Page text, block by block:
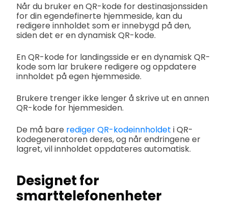
Når du bruker en QR-kode for destinasjonssiden
for din egendefinerte hjemmeside, kan du
redigere innholdet som er innebygd på den,
siden det er en dynamisk QR-kode.
En QR-kode for landingsside er en dynamisk QR-
kode som lar brukere redigere og oppdatere
innholdet på egen hjemmeside.
Brukere trenger ikke lenger å skrive ut en annen
QR-kode for hjemmesiden.
De må bare rediger QR-kodeinnholdet i QR-
kodegeneratoren deres, og når endringene er
lagret, vil innholdet oppdateres automatisk.
Designet for
smarttelefonenheter